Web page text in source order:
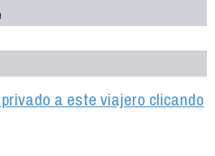
a este viajero clicando